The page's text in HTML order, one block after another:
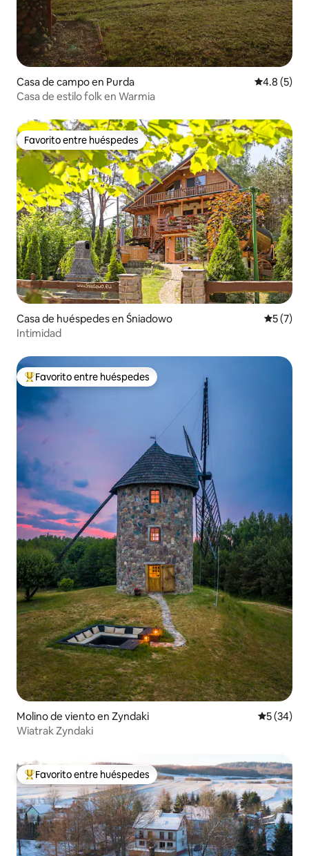
Casa de campo en Purda
4.8 (5)
Casa de estilo folk en Warmia
Favorito entre huéspedes
Favorito entre huéspedes
Casa de huéspedes en Śniadowo
5 (7)
Intimidad
Favorito entre huéspedes preferido
Favorito entre huéspedes
Molino de viento en Zyndaki
5 (34)
Wiatrak Zyndaki
Favorito entre huéspedes preferido
Favorito entre huéspedes